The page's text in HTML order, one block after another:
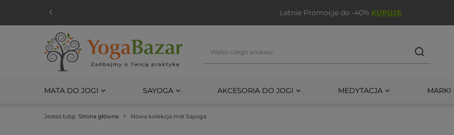
Letnie Promocje do -40% KUPUJĘ
MATA DO JOGI SAYOGA AKCESORIA DO JOGI MEDYTACJA MARKI
Jesteś tutaj: Strona główna Nowa kolekcja mat Sayoga